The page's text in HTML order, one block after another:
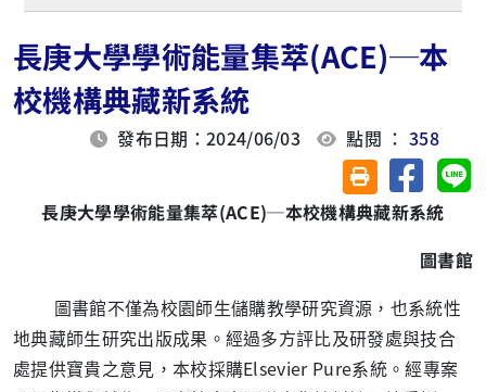
長庚大學學術能量集萃(ACE)─本
校機構典藏新系統
發布日期：2024/06/03 點閱 ：358
友善列印(另開視
分享至
長庚大學學術能量集萃(ACE)─本校機構典藏新系統
圖書館
圖書館不僅為校園師生儲購教學研究資源，也系統性
地典藏師生研究出版成果。經過多方評比及研發處與技合
處提供寶貴之意見，本校採購Elsevier Pure系統。經專案